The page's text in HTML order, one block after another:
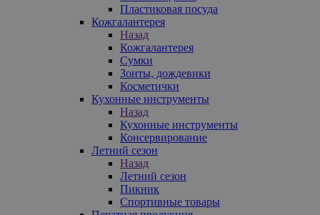
Пластиковая посуда
Кожгалантерея
Назад
Кожгалантерея
Сумки
Зонты, дождевики
Косметички
Кухонные инструменты
Назад
Кухонные инструменты
Консервирование
Летний сезон
Назад
Летний сезон
Пикник
Спортивные товары